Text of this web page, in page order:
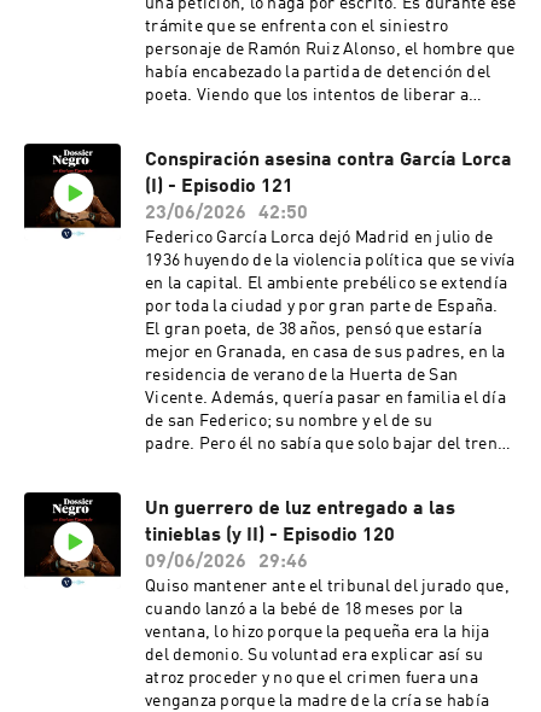
una petición, lo haga por escrito. Es durante ese
trámite que se enfrenta con el siniestro
personaje de Ramón Ruiz Alonso, el hombre que
había encabezado la partida de detención del
poeta. Viendo que los intentos de liberar a
muy temprano, el jefe de Falange en Granada,
Pepinigui Rosales, hermano de Luis, acude al
Gobierno Militar y obtiene un documento en que
se ordena la puesta en libertad del autor
de Poeta en Nueva York, pero cuando lo
presenta la confabulación criminal contra el
poeta ya se ha consumado y no volverán a verlo
jamás. Ni vivo, ni muerto.Mucho más en la
sección Sucesos de La Vanguardia. Negro,
naturalmente.
Conspiración asesina contra García Lorca
(I) - Episodio 121
23/06/2026
42:50
Federico García Lorca dejó Madrid en julio de
1936 huyendo de la violencia política que se vivía
en la capital. El ambiente prebélico se extendía
por toda la ciudad y por gran parte de España.
El gran poeta, de 38 años, pensó que estaría
mejor en Granada, en casa de sus padres, en la
residencia de verano de la Huerta de San
Vicente. Además, quería pasar en familia el día
de san Federico; su nombre y el de su
padre. Pero él no sabía que solo bajar del tren
económicas y personales entre las familias
burguesas de la vega granadina y rivalidades
políticas dentro de los propios sublevados
contra la República pondrían al gran poeta en el
centro de una conspiración asesina que
culminaría con su detención y poco después con
su fusilamiento, del que se cumplen 90
años.Mucho más en la sección Sucesos de La
Vanguardia. Negro, naturalmente.
Un guerrero de luz entregado a las
tinieblas (y II) - Episodio 120
09/06/2026
29:46
Quiso mantener ante el tribunal del jurado que,
cuando lanzó a la bebé de 18 meses por la
ventana, lo hizo porque la pequeña era la hija
del demonio. Su voluntad era explicar así su
atroz proceder y no que el crimen fuera una
venganza porque la madre de la cría se había